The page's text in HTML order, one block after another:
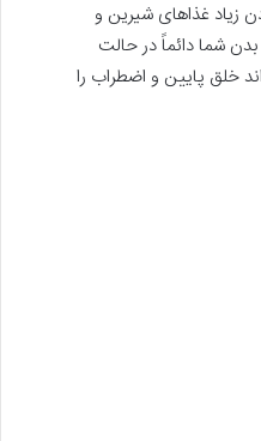
زیاد غذاهای شیرین و
شما دائماً در حالت
خلق پایین و اضطراب را